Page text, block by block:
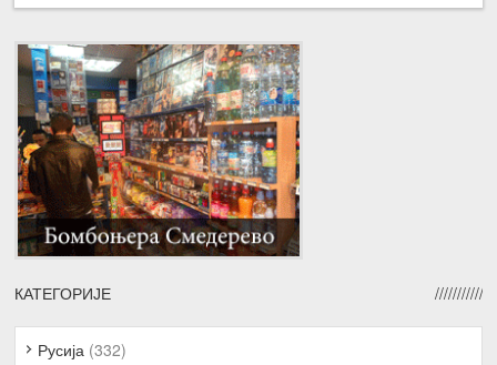
КАТЕГОРИЈЕ
Русија (332)